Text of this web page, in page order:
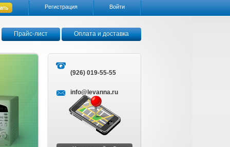
Регистрация Войти
Прайс-лист Оплата и доставка
(926) 019-55-55
info@levanna.ru